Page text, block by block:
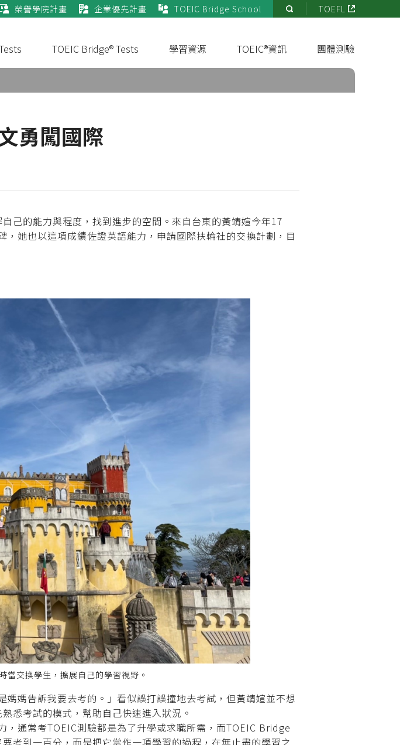
榮譽學院計畫 企業優先計畫 TOEIC Bridge School
站
TOEFL
TOEIC Bridge® Tests 學習資源 TOEIC®資訊 團體測驗
勇闖國際
己的能力與程度，找到進步的空間。來自台東的黃靖媗今年17
她也以這項成績佐證英語能力，申請國際扶輪社的交換計劃，目
當交換學生，擴展自己的學習視野。
媽告訴我要去考的。」看似誤打誤撞地去考試，但黃靖媗並不想
悉考試的模式，幫助自己快速進入狀況。
通常考TOEIC測驗都是為了升學或求職所需，而TOEIC Bridge
考到一百分，而是把它當作一項學習的過程，在無止盡的學習之